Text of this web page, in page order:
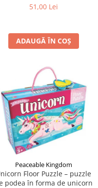
51,00 Lei
ADAUGĂ ÎN COȘ
Peaceable Kingdom
Floor Puzzle – puzzle
podea în forma de unicorn